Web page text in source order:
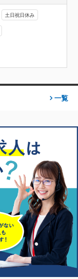
土日祝日休み
一覧